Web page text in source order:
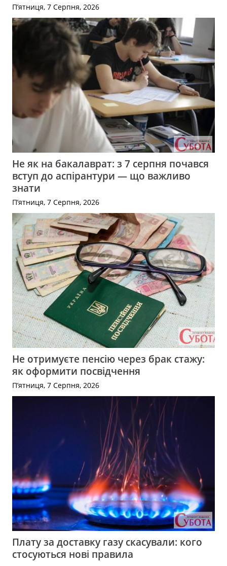
П’ятниця, 7 Серпня, 2026
Не як на бакалаврат: з 7 серпня почався
вступ до аспірантури — що важливо
знати
П’ятниця, 7 Серпня, 2026
Не отримуєте пенсію через брак стажу:
як оформити посвідчення
П’ятниця, 7 Серпня, 2026
Плату за доставку газу скасували: кого
стосуються нові правила